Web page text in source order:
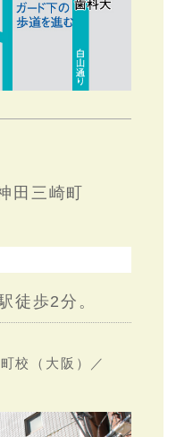
田三崎町
徒歩2分。
校（大阪）／